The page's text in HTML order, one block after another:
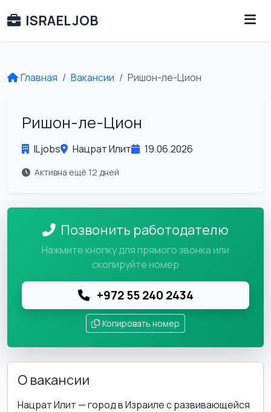
ISRAEL JOB
Главная Вакансии Ришон-ле-Цион
Ришон-ле-Цион
ILjobs Нацрат Илит 19.06.2026
Активна ещё 12 дней
Позвонить работодателю
Нажмите кнопку для прямого звонка или
скопируйте номер
+972 55 240 2434
Копировать номер
О вакансии
Нацрат Илит — город в Израиле с развивающейся